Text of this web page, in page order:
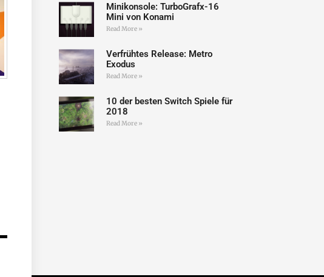
Minikonsole: TurboGrafx-16
Mini von Konami
Read More »
Verfrühtes Release: Metro
Exodus
Read More »
10 der besten Switch Spiele für
2018
Read More »